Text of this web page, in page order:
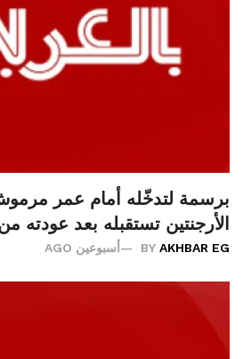
برسمة لتدخّله أمام عمر
الأرجنتين تستقبله بعد عودته
BY AKHBAR EG أسبوعين AGO